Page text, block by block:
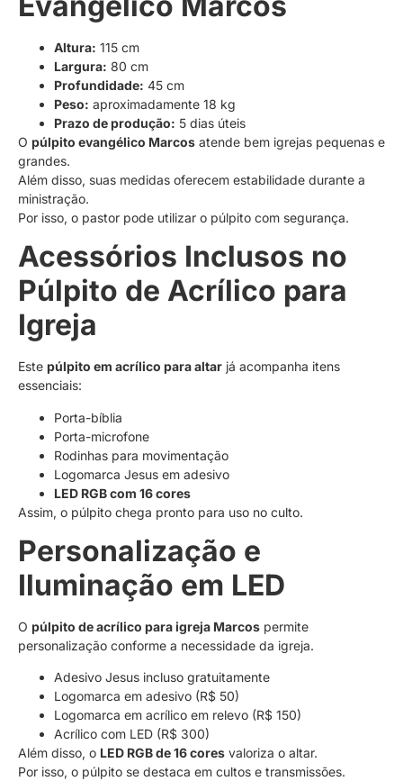
Altura: 115 cm
Largura: 80 cm
Profundidade: 45 cm
Peso: aproximadamente 18 kg
Prazo de produção: 5 dias úteis
O púlpito evangélico Marcos atende bem igrejas pequenas e
grandes.
Além disso, suas medidas oferecem estabilidade durante a
ministração.
Por isso, o pastor pode utilizar o púlpito com segurança.
Acessórios Inclusos no
Púlpito de Acrílico para
Igreja
Este púlpito em acrílico para altar já acompanha itens
essenciais:
Porta-bíblia
Porta-microfone
Rodinhas para movimentação
Logomarca Jesus em adesivo
LED RGB com 16 cores
Assim, o púlpito chega pronto para uso no culto.
Personalização e
Iluminação em LED
O púlpito de acrílico para igreja Marcos permite
personalização conforme a necessidade da igreja.
Adesivo Jesus incluso gratuitamente
Logomarca em adesivo (R$ 50)
Logomarca em acrílico em relevo (R$ 150)
Acrílico com LED (R$ 300)
Além disso, o LED RGB de 16 cores valoriza o altar.
Por isso, o púlpito se destaca em cultos e transmissões.